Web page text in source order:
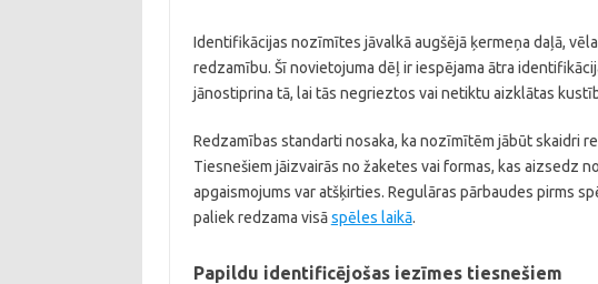
Identifikācijas nozīmītes jāvalkā augšējā ķermeņa daļā,
redzamību. Šī novietojuma dēļ ir iespējama ātra
jānostiprina tā, lai tās negrieztos vai netiktu aizklātas
Redzamības standarti nosaka, ka nozīmītēm jābūt skaidri
Tiesnešiem jāizvairās no žaketes vai formas, kas aizsedz
apgaismojums var atšķirties. Regulāras pārbaudes pirms
paliek redzama visāspēles laikā.
Papildu identificējošas iezīmes tiesnešiem